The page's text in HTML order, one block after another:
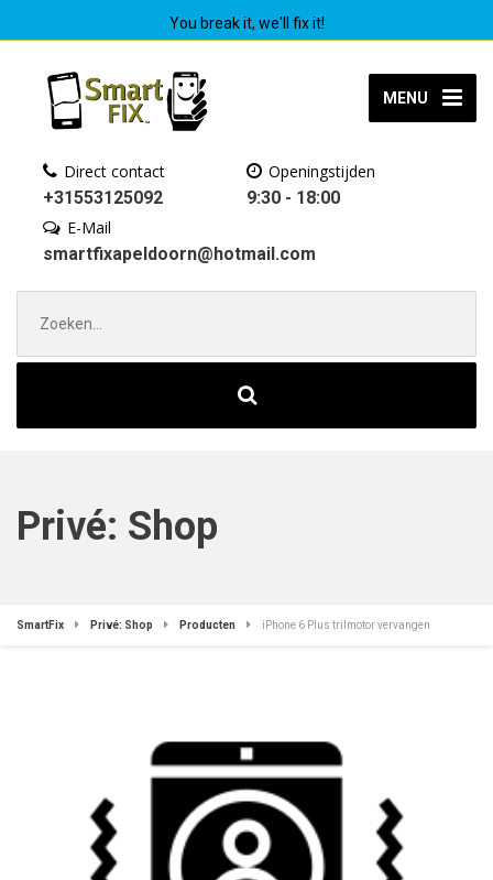
You break it, we'll fix it!
MENU
Direct contact
+31553125092
Openingstijden
9:30 - 18:00
E-Mail
smartfixapeldoorn@hotmail.com
naar:
Privé: Shop
SmartFix Privé: Shop Producten iPhone 6 Plus trilmotor vervangen